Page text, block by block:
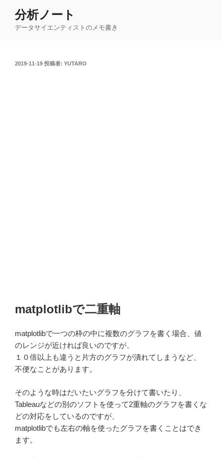
分析ノート
データサイエンティストのメモ書き
投
2019-11-19 投稿者: YUTARO
matplotlibで二重軸
matplotlibで一つの枠の中に複数のグラフを書く場合、値
のレンジが近ければ良いのですが、
１０倍以上も違うと片方のグラフが潰れてしまうなど、
不便なことがあります。
そのような時はだいたいグラフを分けて書いたり、
Tableauなどの別のソフトを使って2重軸のグラフを書くな
どの対応をしているのですが、
matplotlibでも左右の軸を使ったグラフを書くことはでき
ます。